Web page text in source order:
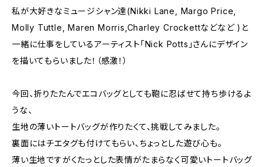
私が大好きなミュージシャン達(Nikki Lane, Margo Price,
Molly Tuttle, Maren Morris,Charley Crockettなどなど )と
一緒に仕事をしているアーティスト「Nick Potts」さんにデザイン
を描いてもらいました！（感激！）
今回、折りたたんでエコバッグとしても鞄に忍ばせて持ち歩けるよ
うな、
生地の薄いトートバッグが作りたくて、挑戦してみました。
裏面にはチエタグも付けてもらい、ちょっとした遊び心も。
薄い生地ですがくたっとした表情がたまらなく可愛いトートバッグ